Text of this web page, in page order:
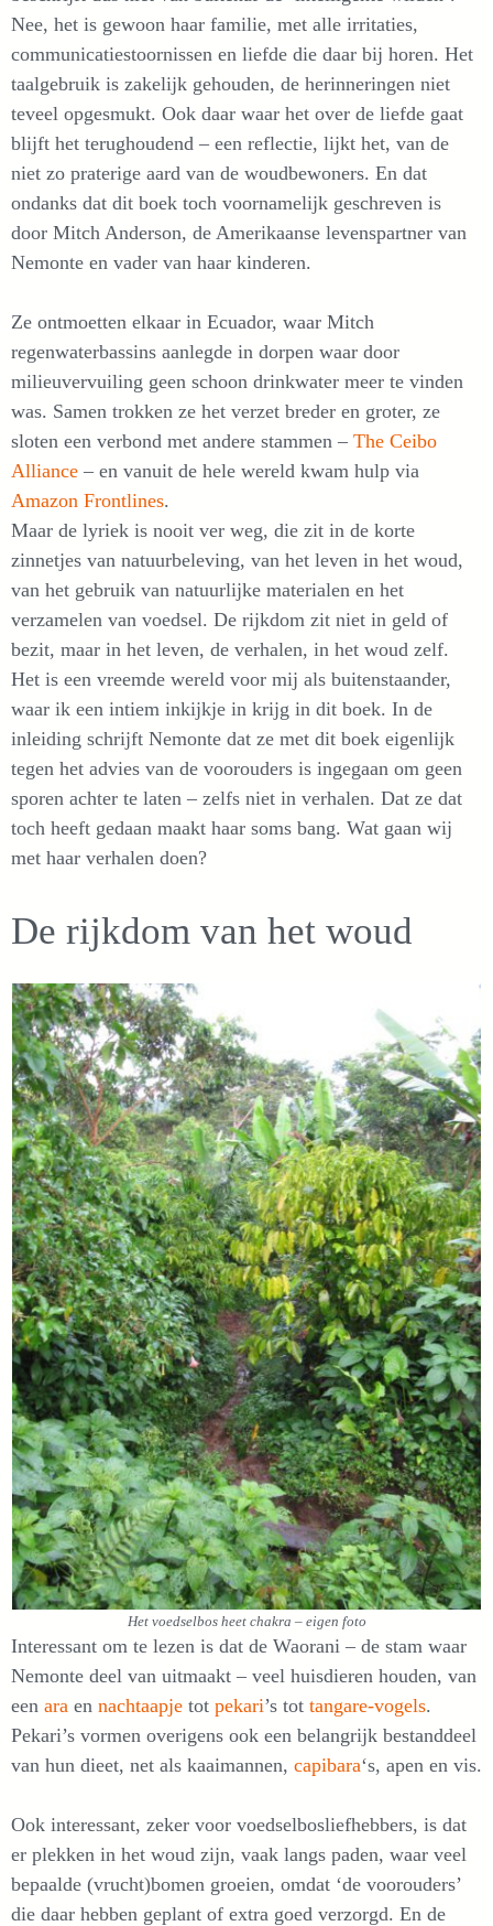
Nee, het is gewoon haar familie, met alle irritaties,
communicatiestoornissen en liefde die daar bij horen. Het
taalgebruik is zakelijk gehouden, de herinneringen niet
teveel opgesmukt. Ook daar waar het over de liefde gaat
blijft het terughoudend – een reflectie, lijkt het, van de
niet zo praterige aard van de woudbewoners. En dat
ondanks dat dit boek toch voornamelijk geschreven is
door Mitch Anderson, de Amerikaanse levenspartner van
Nemonte en vader van haar kinderen.
Ze ontmoetten elkaar in Ecuador, waar Mitch
regenwaterbassins aanlegde in dorpen waar door
milieuvervuiling geen schoon drinkwater meer te vinden
was. Samen trokken ze het verzet breder en groter, ze
sloten een verbond met andere stammen – The Ceibo
Alliance – en vanuit de hele wereld kwam hulp via
Amazon Frontlines.
Maar de lyriek is nooit ver weg, die zit in de korte
zinnetjes van natuurbeleving, van het leven in het woud,
van het gebruik van natuurlijke materialen en het
verzamelen van voedsel. De rijkdom zit niet in geld of
bezit, maar in het leven, de verhalen, in het woud zelf.
Het is een vreemde wereld voor mij als buitenstaander,
waar ik een intiem inkijkje in krijg in dit boek. In de
inleiding schrijft Nemonte dat ze met dit boek eigenlijk
tegen het advies van de voorouders is ingegaan om geen
sporen achter te laten – zelfs niet in verhalen. Dat ze dat
toch heeft gedaan maakt haar soms bang. Wat gaan wij
met haar verhalen doen?
De rijkdom van het woud
Het voedselbos heet chakra – eigen foto
Interessant om te lezen is dat de Waorani – de stam waar
Nemonte deel van uitmaakt – veel huisdieren houden, van
een ara en nachtaapje tot pekari’s tot tangare-vogels.
Pekari’s vormen overigens ook een belangrijk bestanddeel
van hun dieet, net als kaaimannen, capibara‘s, apen en vis.
Ook interessant, zeker voor voedselbosliefhebbers, is dat
er plekken in het woud zijn, vaak langs paden, waar veel
bepaalde (vrucht)bomen groeien, omdat ‘de voorouders’
die daar hebben geplant of extra goed verzorgd. En de